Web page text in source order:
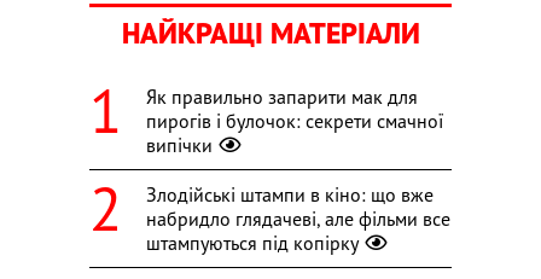
НАЙКРАЩІ МАТЕРІАЛИ
Як правильно запарити мак для
пирогів і булочок: секрети смачної
випічки
Злодійські штампи в кіно: що вже
набридло глядачеві, але фільми все
штампуються під копірку